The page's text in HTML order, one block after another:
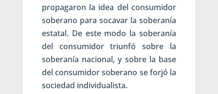
propagaron la idea del consumidor
soberano para socavar la soberanía
estatal. De este modo la soberanía
del consumidor triunfó sobre la
soberanía nacional, y sobre la base
del consumidor soberano se forjó la
sociedad individualista.